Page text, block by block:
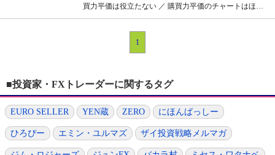
買力平価は役立たない ／ 購買力平価のチャートはほ…
1
■投資家・FXトレーダーに関するタグ
EURO SELLER YEN蔵 ZERO にほんばっしー
ひろぴー エミン・ユルマズ ザイ投資戦略メルマガ